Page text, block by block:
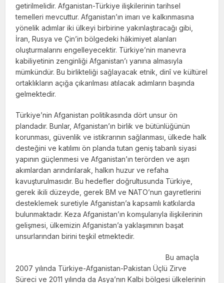
getirilmelidir. Afganistan-Türkiye ilişkilerinin tarihsel
temelleri mevcuttur. Afganistan’ın imarı ve kalkınmasına
yönelik adımlar iki ülkeyi birbirine yakınlaştıracağı gibi,
İran, Rusya ve Çin’in bölgedeki hâkimiyet alanları
oluşturmalarını engelleyecektir. Türkiye’nin manevra
kabiliyetinin zenginliği Afganistan’ı yanına almasıyla
mümkündür. Bu birlikteliği sağlayacak etnik, dinî ve kültürel
ortaklıkla­rın açığa çıkarılması atılacak adımların başın­da
gelmektedir.
Türkiye’nin Afganistan politikasında dört unsur ön
plandadır. Bunlar, Afganistan’ın birlik ve bütünlüğünün
korunması, güvenlik ve istikrarının sağlanması, ülkede halk
desteğini ve katılımı ön planda tutan geniş tabanlı siyasi
yapının güçlenmesi ve Afganistan’ın terörden ve aşırı
akımlardan arındırılarak, halkın huzur ve refaha
kavuşturulmasıdır. Bu hedefler doğrultusunda Türkiye,
gerek ikili düzeyde, gerek BM ve NATO’nun gayretlerini
desteklemek suretiyle Afganistan’a kapsamlı katkılarda
bulunmaktadır. Keza Afganistan’ın komşularıyla ilişkilerinin
gelişmesi, ülkemizin Afganistan’a yaklaşımının başat
unsurlarından birini teşkil etmektedir.
Bu amaçla
2007 yılında Türkiye-Afganistan-Pakistan Üçlü Zirve
Süreci ve 2011 yılında da Asya’nın Kalbi bölgesi ülkelerinin